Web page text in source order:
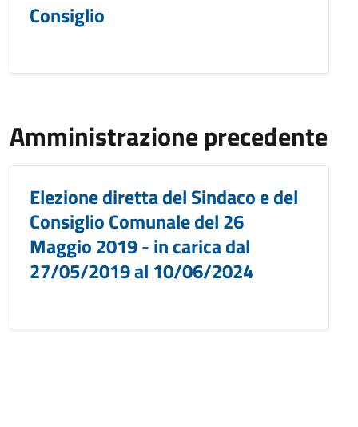
Consiglio
Amministrazione precedente
Elezione diretta del Sindaco e del
Consiglio Comunale del 26
Maggio 2019 - in carica dal
27/05/2019 al 10/06/2024